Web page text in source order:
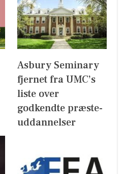
Asbury Seminary
fjernet fra UMC’s
liste over
godkendte præste-
uddannelser